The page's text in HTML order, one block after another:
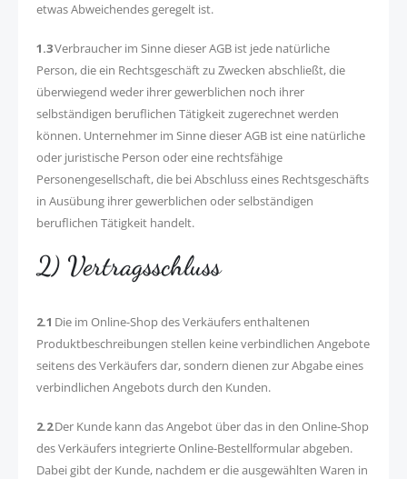
etwas Abweichendes geregelt ist.
1.3Verbraucher im Sinne dieser AGB ist jede natürliche
Person, die ein Rechtsgeschäft zu Zwecken abschließt, die
überwiegend weder ihrer gewerblichen noch ihrer
selbständigen beruflichen Tätigkeit zugerechnet werden
können. Unternehmer im Sinne dieser AGB ist eine natürliche
oder juristische Person oder eine rechtsfähige
Personengesellschaft, die bei Abschluss eines Rechtsgeschäfts
in Ausübung ihrer gewerblichen oder selbständigen
beruflichen Tätigkeit handelt.
2) Vertragsschluss
2.1 Die im Online-Shop des Verkäufers enthaltenen
Produktbeschreibungen stellen keine verbindlichen Angebote
seitens des Verkäufers dar, sondern dienen zur Abgabe eines
verbindlichen Angebots durch den Kunden.
2.2Der Kunde kann das Angebot über das in den Online-Shop
des Verkäufers integrierte Online-Bestellformular abgeben.
Dabei gibt der Kunde, nachdem er die ausgewählten Waren in